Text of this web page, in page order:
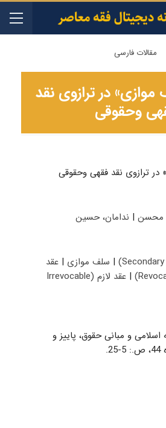
مقالات فارسی
موازی» در ترازوی نقد
وحقوقی
در ترازوی نقد فقهی وحقوقی
محسن | ندامان، حسین
| سلف موازی | عقد
|
عقد لازم (Irrevocable
اسلامی و مبانی حقوق، پاییز و